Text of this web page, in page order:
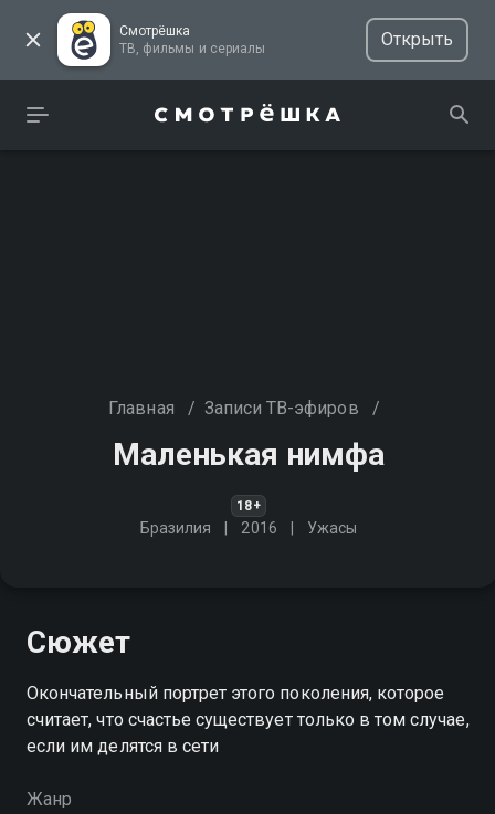
Смотрёшка
ТВ, фильмы и сериалы
Открыть
Главная / Записи ТВ-эфиров /
Маленькая нимфа
18+
Бразилия 2016 Ужасы
Сюжет
Окончательный портрет этого поколения, которое
считает, что счастье существует только в том случае,
если им делятся в сети
Жанр